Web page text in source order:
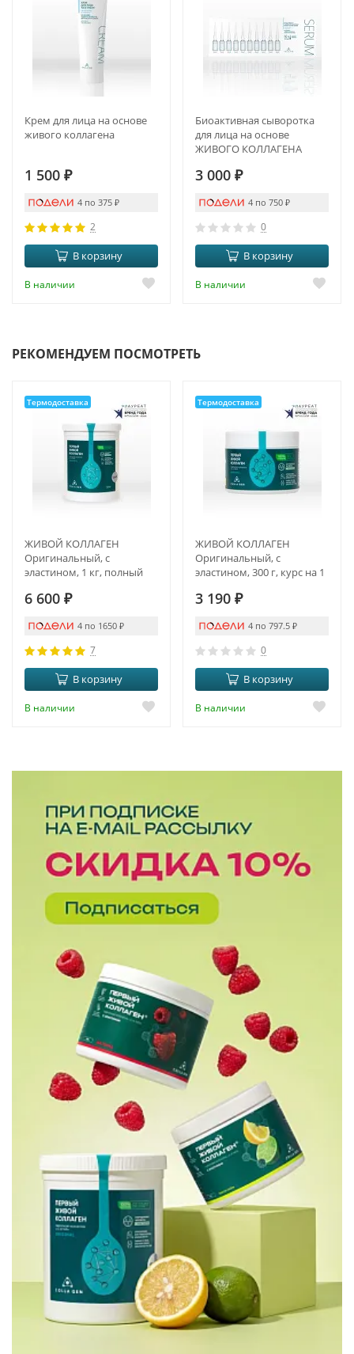
Крем для лица на основе
живого коллагена
1 500 ₽
4 по 375 ₽
2
В корзину
В наличии
Биоактивная сыворотка
для лица на основе
ЖИВОГО КОЛЛАГЕНА
3 000 ₽
4 по 750 ₽
0
В корзину
В наличии
РЕКОМЕНДУЕМ ПОСМОТРЕТЬ
Термодоставка
ЖИВОЙ КОЛЛАГЕН
Оригинальный, с
эластином, 1 кг, полный
6 600 ₽
4 по 1650 ₽
7
В корзину
В наличии
Термодоставка
ЖИВОЙ КОЛЛАГЕН
Оригинальный, с
эластином, 300 г, курс на 1
3 190 ₽
4 по 797.5 ₽
0
В корзину
В наличии